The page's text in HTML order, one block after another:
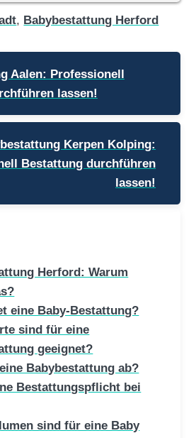
, Babybestattung Herford
Aalen: Professionell
lassen!
Kerpen Kolping:
Bestattung durchführen
lassen!
Herford: Warum
eine Baby-Bestattung?
sind für eine
geeignet?
Babybestattung ab?
Bestattungspflicht bei
sind für eine Baby